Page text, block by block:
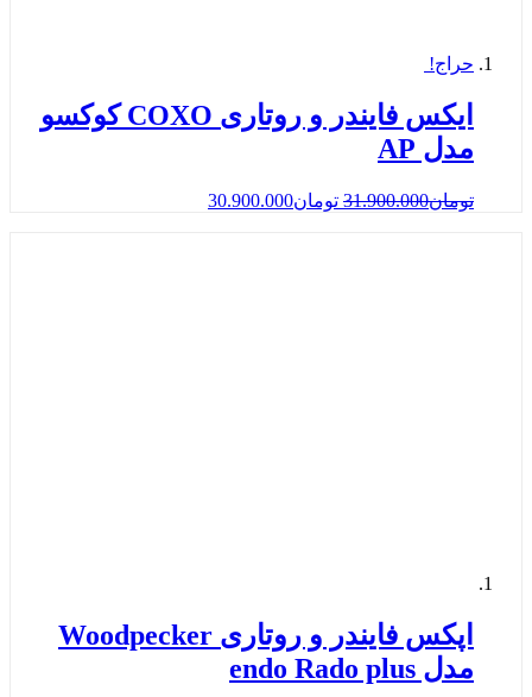
حراج!
ایکس فایندر و روتاری COXO كوكسو
مدل AP
تومان31.900.000 تومان30.900.000
اپکس فایندر و روتاری Woodpecker
مدل endo Rado plus